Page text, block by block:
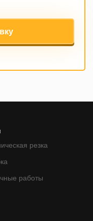
резка
работы